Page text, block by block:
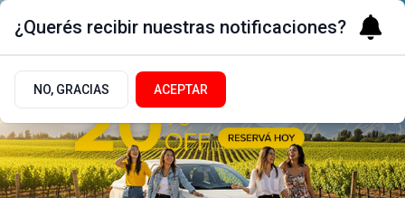
¿Querés recibir nuestras notificaciones?
NO, GRACIAS ACEPTAR